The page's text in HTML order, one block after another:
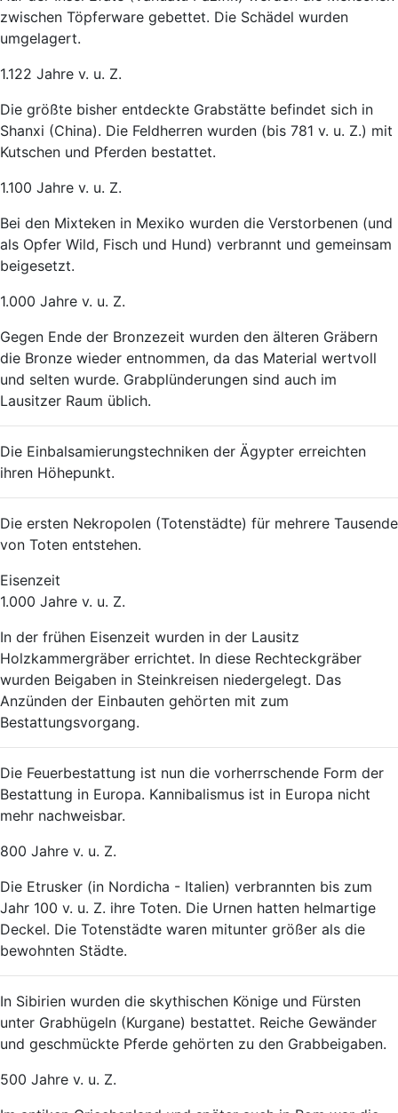
zwischen Töpferware gebettet. Die Schädel wurden
umgelagert.
1.122 Jahre v. u. Z.
Die größte bisher entdeckte Grabstätte befindet sich in
Shanxi (China). Die Feldherren wurden (bis 781 v. u. Z.) mit
Kutschen und Pferden bestattet.
1.100 Jahre v. u. Z.
Bei den Mixteken in Mexiko wurden die Verstorbenen (und
als Opfer Wild, Fisch und Hund) verbrannt und gemeinsam
beigesetzt.
1.000 Jahre v. u. Z.
Gegen Ende der Bronzezeit wurden den älteren Gräbern
die Bronze wieder entnommen, da das Material wertvoll
und selten wurde. Grabplünderungen sind auch im
Lausitzer Raum üblich.
Die Einbalsamierungstechniken der Ägypter erreichten
ihren Höhepunkt.
Die ersten Nekropolen (Totenstädte) für mehrere Tausende
von Toten entstehen.
Eisenzeit
1.000 Jahre v. u. Z.
In der frühen Eisenzeit wurden in der Lausitz
Holzkammergräber errichtet. In diese Rechteckgräber
wurden Beigaben in Steinkreisen niedergelegt. Das
Anzünden der Einbauten gehörten mit zum
Bestattungsvorgang.
Die Feuerbestattung ist nun die vorherrschende Form der
Bestattung in Europa. Kannibalismus ist in Europa nicht
mehr nachweisbar.
800 Jahre v. u. Z.
Die Etrusker (in Nordicha - Italien) verbrannten bis zum
Jahr 100 v. u. Z. ihre Toten. Die Urnen hatten helmartige
Deckel. Die Totenstädte waren mitunter größer als die
bewohnten Städte.
In Sibirien wurden die skythischen Könige und Fürsten
unter Grabhügeln (Kurgane) bestattet. Reiche Gewänder
und geschmückte Pferde gehörten zu den Grabbeigaben.
500 Jahre v. u. Z.